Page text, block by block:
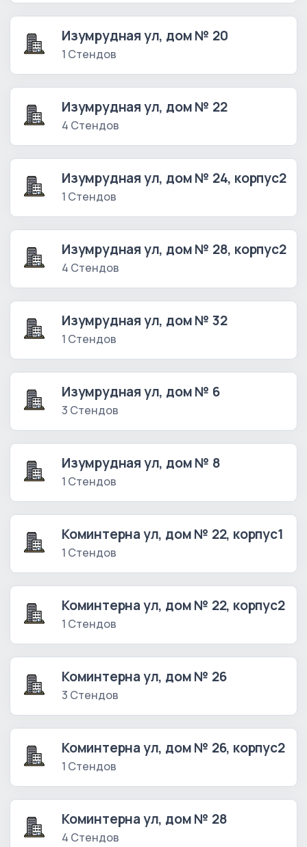
Изумрудная ул, дом № 20
1 Стендов
Изумрудная ул, дом № 22
4 Стендов
Изумрудная ул, дом № 24, корпус2
1 Стендов
Изумрудная ул, дом № 28, корпус2
4 Стендов
Изумрудная ул, дом № 32
1 Стендов
Изумрудная ул, дом № 6
3 Стендов
Изумрудная ул, дом № 8
1 Стендов
Коминтерна ул, дом № 22, корпус1
1 Стендов
Коминтерна ул, дом № 22, корпус2
1 Стендов
Коминтерна ул, дом № 26
3 Стендов
Коминтерна ул, дом № 26, корпус2
1 Стендов
Коминтерна ул, дом № 28
4 Стендов